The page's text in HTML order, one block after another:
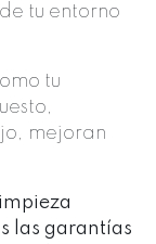
tu entorno
tu
mejoran
las garantías